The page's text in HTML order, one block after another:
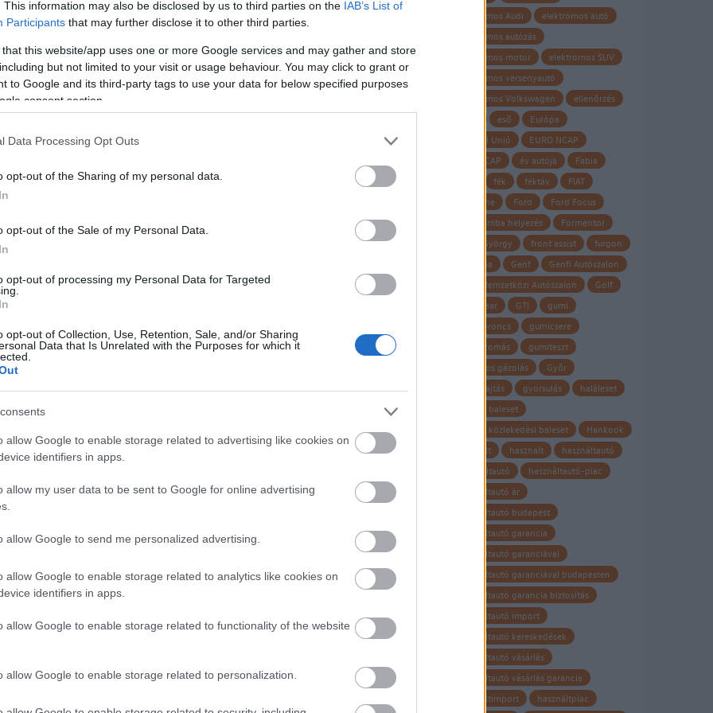
This information may also be disclosed by us to third parties on the IAB’s List of
Participants that may further disclose it to other third parties.
that this website/app uses one or more Google services and may gather and store
but not limited to your visit or usage behaviour. You may click to grant or
to Google and its third-party tags to use your data for below specified purposes
consent section.
Data Processing Opt Outs
opt-out of the Sharing of my personal data.
opt-out of the Sale of my Personal Data.
opt-out of processing my Personal Data for Targeted
opt-out of Collection, Use, Retention, Sale, and/or Sharing
Data that Is Unrelated with the Purposes for which it
allow Google to enable storage related to advertising like cookies on
identifiers in apps.
allow my user data to be sent to Google for online advertising
allow Google to send me personalized advertising.
allow Google to enable storage related to analytics like cookies on
identifiers in apps.
allow Google to enable storage related to functionality of the website
allow Google to enable storage related to personalization.
kapott
Az új T-Roc modellel újabb Volkswagen érdemelte ki az Euro
NCAP töréstesztjén az ötcsillagos minősítést. A kimagasló
összpontszám is bizonyítja, hogy a kompakt SUV átfogó
biztonsági koncepciója maradéktalanul megfelel az aktuális,
kategória…
hasznos
Volkswagen T-Roc
Volkswagen-csoport
Az eddigi leggyorsabb
GTI – ez a három betű közel fél évszázada jellemzi a
elkötelezettségét: a vezetési élményt, a dinamikus
generációiból több mint 2,5 millió jármű talált…
cikkek kisszines
A márkák iránti
bizalom irányítja a
használt importot
Nem volt olyan hónap az elmúlt évben, amelyben nem
használt személyautók forgalomba helyezése az előző év
elektromos Audi
elektromos autó
elektromos autózás
elektromos motor
elektromos SUV
elektromos versenyautó
elektromos Volkswagen
ellenőrzés
eső
Európa
Európai Unió
EURO NCAP
Euro NCAP
év autója
Fabia
fék féktáv
FIAT
Firestone
Ford
Ford Focus
forgalomba helyezés
Formentor
Frank György
front assist
furgon
garancia
Genf
Genfi Autószalon
Genfi Nemzetközi Autószalon
Golf
Goodyear
GTI
gumi
gumiabroncs
gumicsere
guminyomás
gumiteszt
gyalogos gázolás
Győr
gyorshajtás
gyorsulás
haláleset
halálos baleset
halálos közlekedési baleset
Hankook
használt
hasznalt
használtautó
Használtautó
használtautó-piac
használtautó ár
használtautó budapest
használtautó garancia
használtautó garanciával
használtautó garanciával budapesten
használtautó garancia biztosítás
használtautó import
használtautó kereskedések
használtautó vásárlás
használtautó vásárlás garancia
használtimport
használtpiac